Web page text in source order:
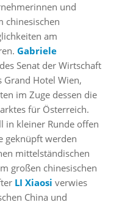
und
chinesischen
am
Gabriele
Senat der Wirtschaft
Grand Hotel Wien,
im Zuge dessen die
für Österreich.
in kleiner Runde offen
geknüpft werden
mittelständischen
großen chinesischen
LI Xiaosi verwies
China und